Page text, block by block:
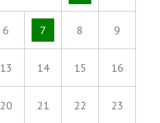
6 7 8 9
13 14 15 16
20 21 22 23